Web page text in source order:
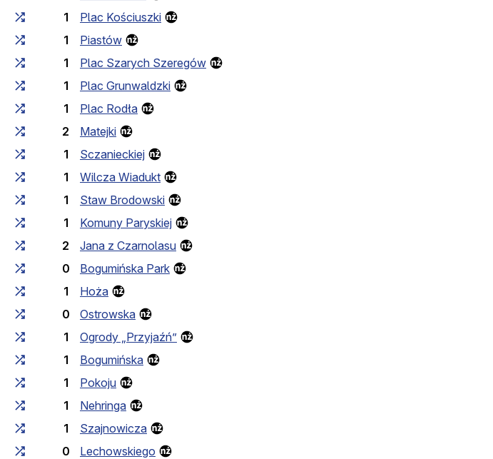
1
Plac Kościuszki
1
Piastów
1
Plac Szarych Szeregów
1
Plac Grunwaldzki
1
Plac Rodła
2
Matejki
1
Sczanieckiej
1
Wilcza Wiadukt
1
Staw Brodowski
1
Komuny Paryskiej
2
Jana z Czarnolasu
0
Bogumińska Park
1
Hoża
0
Ostrowska
1
Ogrody „Przyjaźń”
1
Bogumińska
1
Pokoju
1
Nehringa
1
Szajnowicza
0
Lechowskiego